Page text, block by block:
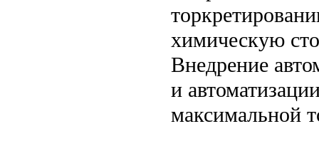
химическую
Внедрение
и
максимальной